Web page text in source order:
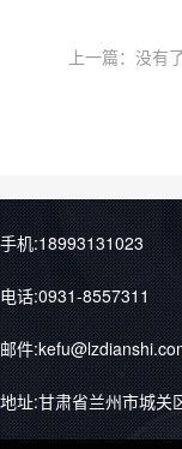
上一篇：没有了
手机:18993131023
电话:0931-8557311
邮件
地址:甘肃省兰州市城关